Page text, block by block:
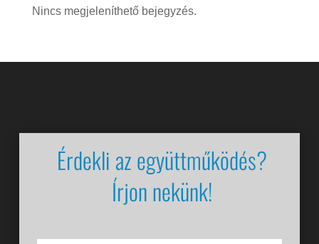
Nincs megjeleníthető bejegyzés.
Érdekli az együttműködés?
Írjon nekünk!